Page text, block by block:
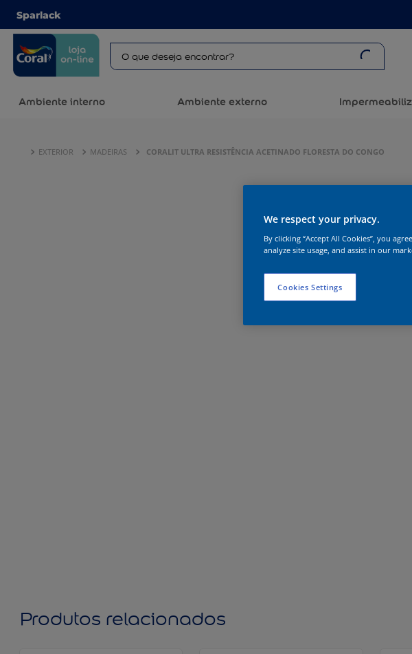
Sparlack
Ambiente interno Ambiente externo
EXTERIOR MADEIRAS CORALIT ULTRA RESISTÊNCIA ACETINADO FLORESTA DO CONGO
Produtos relacionados
We respect your privacy.
By clicking “Accept All Cookies”, you
analyze site usage, and assist in our
Cookies Settings